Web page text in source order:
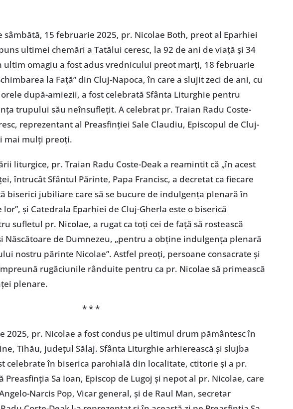
15 februarie 2025, pr. Nicolae Both, preot al Eparhiei
ultimei chemări a Tatălui ceresc, la 92 de ani de viață și 34
ultim omagiu a fost adus vrednicului preot marți, 18 februarie
la Față” din Cluj-Napoca, în care a slujit zeci de ani, cu
după-amiezii, a fost celebrată Sfânta Liturghie pentru
trupului său neînsuflețit. A celebrat pr. Traian Radu Coste-
reprezentant al Preasfinției Sale Claudiu, Episcopul de Cluj-
mai mulți preoți.
liturgice, pr. Traian Radu Coste-Deak a reamintit că „în acest
întrucât Sfântul Părinte, Papa Francisc, a decretat ca fiecare
biserici jubiliare care să se bucure de indulgența plenară în
lor”, și Catedrala Eparhiei de Cluj-Gherla este o biserică
sufletul pr. Nicolae, a rugat ca toți cei de față să rostească
Născătoare de Dumnezeu, „pentru a obține indulgența plenară
nostru părinte Nicolae”. Astfel preoți, persoane consacrate și
rugăciunile rânduite pentru ca pr. Nicolae să primească
plenare.
* * *
2025, pr. Nicolae a fost condus pe ultimul drum pământesc în
Tihău, județul Sălaj. Sfânta Liturghie arhierească și slujba
celebrate în biserica parohială din localitate, ctitorie și a pr.
Preasfinția Sa Ioan, Episcop de Lugoj și nepot al pr. Nicolae, care
Narcis Pop, Vicar general, și de Raul Man, secretar